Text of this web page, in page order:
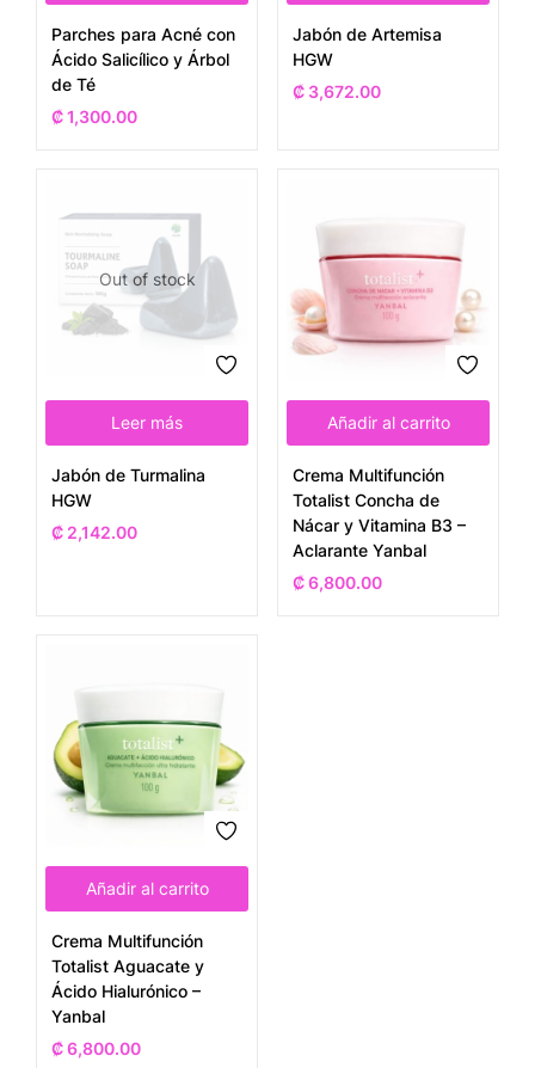
Parches para Acné con
Ácido Salicílico y Árbol
de Té
₡1,300.00
Jabón de Artemisa
HGW
₡ 3,672.00
Out of stock
Leer más
Jabón de Turmalina
HGW
₡ 2,142.00
Añadir al carrito
Crema Multifunción
Totalist Concha de
Nácar y Vitamina B3 –
Aclarante Yanbal
₡6,800.00
Añadir al carrito
Crema Multifunción
Totalist Aguacate y
Ácido Hialurónico –
Yanbal
₡6,800.00